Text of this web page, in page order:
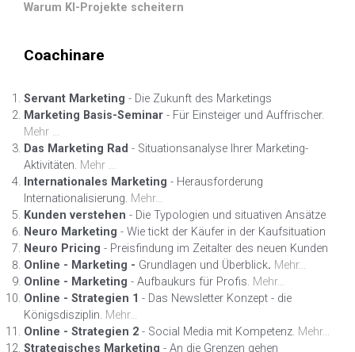
Warum KI-Projekte scheitern
Coachinare
Servant Marketing - Die Zukunft des Marketings
Marketing Basis-Seminar - Für Einsteiger und Auffrischer.
Mehr ...
Das Marketing Rad - Situationsanalyse Ihrer Marketing-
Aktivitäten. Mehr ...
Internationales Marketing - Herausforderung
Internationalisierung. Mehr...
Kunden verstehen - Die Typologien und situativen Ansätze
Neuro Marketing - Wie tickt der Käufer in der Kaufsituation
Neuro Pricing - Preisfindung im Zeitalter des neuen Kunden
Online - Marketing - Grundlagen und Überblick. Mehr...
Online - Marketing - Aufbaukurs für Profis. Mehr...
Online - Strategien 1 - Das Newsletter Konzept - die
Königsdisziplin. Mehr...
Online - Strategien 2 - Social Media mit Kompetenz. Mehr...
Strategisches Marketing - An die Grenzen gehen